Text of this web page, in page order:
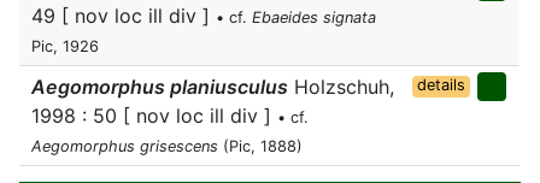
49 [ nov loc ill div ] • cf. Ebaeides signata
Pic, 1926
Aegomorphus planiusculus Holzschuh,
1998 : 50 [ nov loc ill div ] • cf.
Aegomorphus grisescens (Pic, 1888)
details